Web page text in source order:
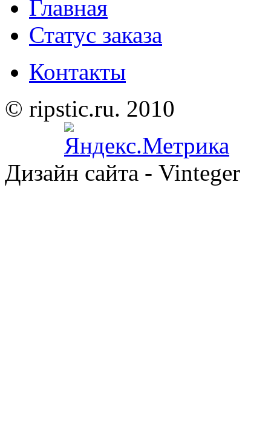
Главная
Статус заказа
Контакты
© ripstic.ru. 2010
Дизайн сайта - Vinteger